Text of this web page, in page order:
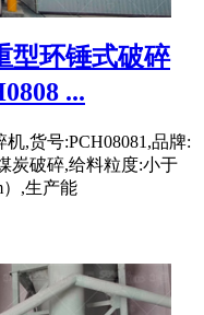
型环锤式破碎
...
,货号:PCH08081,品牌:
炭破碎,给料粒度:小于
）,生产能